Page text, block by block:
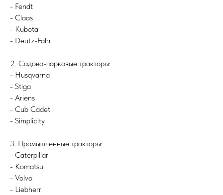
- Fendt
- Claas
- Kubota
- Deutz-Fahr
2. Садово-парковые тракторы:
- Husqvarna
- Stiga
- Ariens
- Cub Cadet
- Simplicity
3. Промышленные тракторы:
- Caterpillar
- Komatsu
- Volvo
- Liebherr